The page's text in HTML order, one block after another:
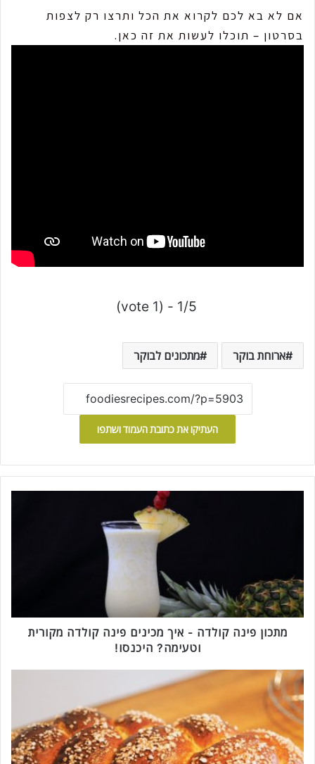
אם לא בא לכם לקרוא את הכל ותרצו רק לצפות
בסרטון – תוכלו לעשות את זה כאן.
1/5 - (1 vote)
ארוחת בוקר מתכונים לבוקר
העתיקו את כתובת העמוד ושתפו
י
נ
ה
ד
ה
-
א
ך
מתכון פינה קולדה - איך מכינים פינה קולדה מקורית
וטעימה? היכנסו!
ח
ל
ה
ל
ל
א